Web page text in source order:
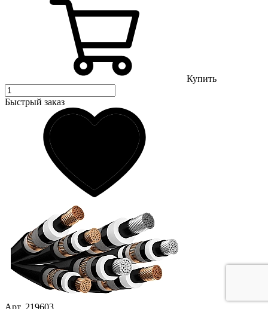
Купить
Быстрый заказ
Арт. 219603